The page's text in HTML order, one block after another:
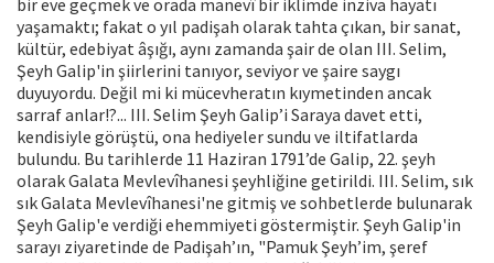
bir eve geçmek ve orada manevî bir iklimde inziva hayatı
yaşamaktı; fakat o yıl padişah olarak tahta çıkan, bir sanat,
kültür, edebiyat âşığı, aynı zamanda şair de olan III. Selim,
Şeyh Galip'in şiirlerini tanıyor, seviyor ve şaire saygı
duyuyordu. Değil mi ki mücevheratın kıymetinden ancak
sarraf anlar!?... III. Selim Şeyh Galip’i Saraya davet etti,
kendisiyle görüştü, ona hediyeler sundu ve iltifatlarda
bulundu. Bu tarihlerde 11 Haziran 1791’de Galip, 22. şeyh
olarak Galata Mevlevîhanesi şeyhliğine getirildi. III. Selim, sık
sık Galata Mevlevîhanesi'ne gitmiş ve sohbetlerde bulunarak
Şeyh Galip'e verdiği ehemmiyeti göstermiştir. Şeyh Galip'in
sarayı ziyaretinde de Padişah’ın, "Pamuk Şeyh’im, şeref